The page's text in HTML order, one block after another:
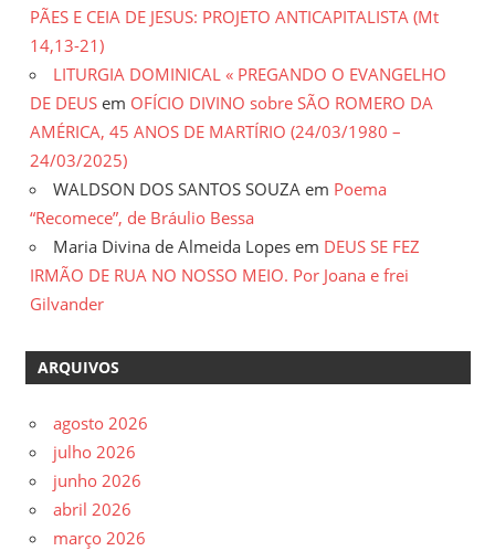
PÃES E CEIA DE JESUS: PROJETO ANTICAPITALISTA (Mt
14,13-21)
LITURGIA DOMINICAL « PREGANDO O EVANGELHO
DE DEUS em OFÍCIO DIVINO sobre SÃO ROMERO DA
AMÉRICA, 45 ANOS DE MARTÍRIO (24/03/1980 –
24/03/2025)
WALDSON DOS SANTOS SOUZA em Poema
“Recomece”, de Bráulio Bessa
Maria Divina de Almeida Lopes em DEUS SE FEZ
IRMÃO DE RUA NO NOSSO MEIO. Por Joana e frei
Gilvander
ARQUIVOS
agosto 2026
julho 2026
junho 2026
abril 2026
março 2026